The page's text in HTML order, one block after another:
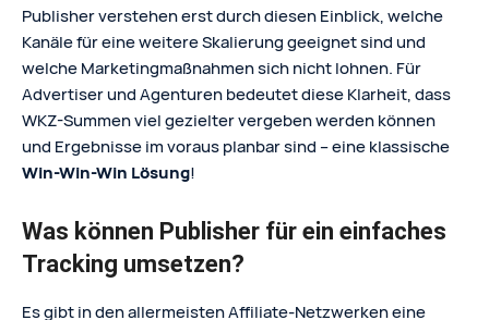
Publisher verstehen erst durch diesen Einblick, welche
Kanäle für eine weitere Skalierung geeignet sind und
welche Marketingmaßnahmen sich nicht lohnen. Für
Advertiser und Agenturen bedeutet diese Klarheit, dass
WKZ-Summen viel gezielter vergeben werden können
und Ergebnisse im voraus planbar sind – eine klassische
Win-Win-Win Lösung!
Was können Publisher für ein einfaches
Tracking umsetzen?
Es gibt in den allermeisten Affiliate-Netzwerken eine